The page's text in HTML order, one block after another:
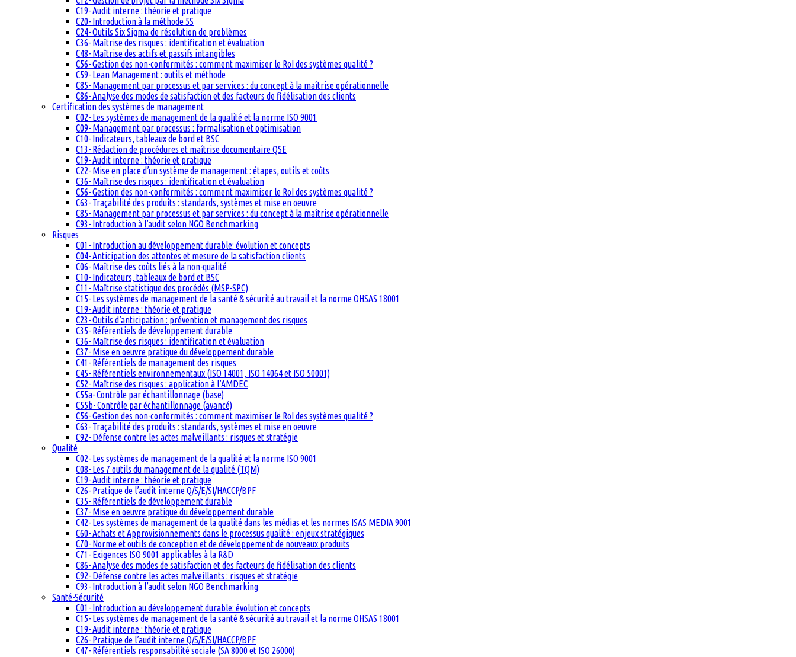
C19- Audit interne : théorie et pratique
C20- Introduction à la méthode 5S
C24- Outils Six Sigma de résolution de problèmes
C36- Maîtrise des risques : identification et évaluation
C48- Maîtrise des actifs et passifs intangibles
C56- Gestion des non-conformités : comment maximiser le RoI des systèmes qualité ?
C59- Lean Management : outils et méthode
C85- Management par processus et par services : du concept à la maîtrise opérationnelle
C86- Analyse des modes de satisfaction et des facteurs de fidélisation des clients
Certification des systèmes de management
C02- Les systèmes de management de la qualité et la norme ISO 9001
C09- Management par processus : formalisation et optimisation
C10- Indicateurs, tableaux de bord et BSC
C13- Rédaction de procédures et maîtrise documentaire QSE
C19- Audit interne : théorie et pratique
C22- Mise en place d’un système de management : étapes, outils et coûts
C36- Maîtrise des risques : identification et évaluation
C56- Gestion des non-conformités : comment maximiser le RoI des systèmes qualité ?
C63- Traçabilité des produits : standards, systèmes et mise en oeuvre
C85- Management par processus et par services : du concept à la maîtrise opérationnelle
C93- Introduction à l’audit selon NGO Benchmarking
Risques
C01- Introduction au développement durable: évolution et concepts
C04- Anticipation des attentes et mesure de la satisfaction clients
C06- Maîtrise des coûts liés à la non-qualité
C10- Indicateurs, tableaux de bord et BSC
C11- Maîtrise statistique des procédés (MSP-SPC)
C15- Les systèmes de management de la santé & sécurité au travail et la norme OHSAS 18001
C19- Audit interne : théorie et pratique
C23- Outils d’anticipation : prévention et management des risques
C35- Référentiels de développement durable
C36- Maîtrise des risques : identification et évaluation
C37- Mise en oeuvre pratique du développement durable
C41- Référentiels de management des risques
C45- Référentiels environnementaux (ISO 14001, ISO 14064 et ISO 50001)
C52- Maîtrise des risques : application à l’AMDEC
C55a- Contrôle par échantillonnage (base)
C55b- Contrôle par échantillonnage (avancé)
C56- Gestion des non-conformités : comment maximiser le RoI des systèmes qualité ?
C63- Traçabilité des produits : standards, systèmes et mise en oeuvre
C92- Défense contre les actes malveillants : risques et stratégie
Qualité
C02- Les systèmes de management de la qualité et la norme ISO 9001
C08- Les 7 outils du management de la qualité (TQM)
C19- Audit interne : théorie et pratique
C26- Pratique de l’audit interne Q/S/E/SI/HACCP/BPF
C35- Référentiels de développement durable
C37- Mise en oeuvre pratique du développement durable
C42- Les systèmes de management de la qualité dans les médias et les normes ISAS MEDIA 9001
C60- Achats et Approvisionnements dans le processus qualité : enjeux stratégiques
C70- Norme et outils de conception et de développement de nouveaux produits
C71- Exigences ISO 9001 applicables à la R&D
C86- Analyse des modes de satisfaction et des facteurs de fidélisation des clients
C92- Défense contre les actes malveillants : risques et stratégie
C93- Introduction à l’audit selon NGO Benchmarking
Santé-Sécurité
C01- Introduction au développement durable: évolution et concepts
C15- Les systèmes de management de la santé & sécurité au travail et la norme OHSAS 18001
C19- Audit interne : théorie et pratique
C26- Pratique de l’audit interne Q/S/E/SI/HACCP/BPF
C47- Référentiels responsabilité sociale (SA 8000 et ISO 26000)